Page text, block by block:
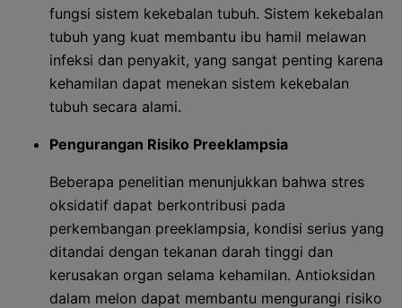
fungsi sistem kekebalan tubuh. Sistem kekebalan
tubuh yang kuat membantu ibu hamil melawan
infeksi dan penyakit, yang sangat penting karena
kehamilan dapat menekan sistem kekebalan
tubuh secara alami.
Pengurangan Risiko Preeklampsia
Beberapa penelitian menunjukkan bahwa stres
oksidatif dapat berkontribusi pada
perkembangan preeklampsia, kondisi serius yang
ditandai dengan tekanan darah tinggi dan
kerusakan organ selama kehamilan. Antioksidan
dalam melon dapat membantu mengurangi risiko